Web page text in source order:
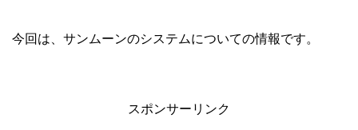
今回は、サンムーンのシステムについての情報です。
スポンサーリンク